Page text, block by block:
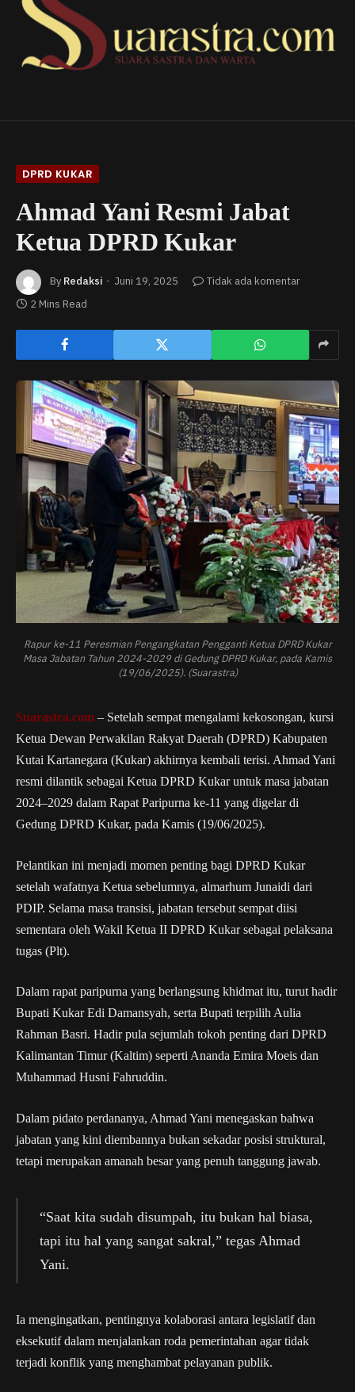
DPRD KUKAR
Ahmad Yani Resmi Jabat
Ketua DPRD Kukar
By Redaksi Juni 19, 2025
Tidak ada komentar
2 Mins Read
Rapur ke-11 Peresmian Pengangkatan Pengganti Ketua DPRD Kukar
Masa Jabatan Tahun 2024-2029 di Gedung DPRD Kukar, pada Kamis
(19/06/2025). (Suarastra)
Suarastra.com – Setelah sempat mengalami kekosongan, kursi
Ketua Dewan Perwakilan Rakyat Daerah (DPRD) Kabupaten
Kutai Kartanegara (Kukar) akhirnya kembali terisi. Ahmad Yani
resmi dilantik sebagai Ketua DPRD Kukar untuk masa jabatan
2024–2029 dalam Rapat Paripurna ke-11 yang digelar di
Gedung DPRD Kukar, pada Kamis (19/06/2025).
Pelantikan ini menjadi momen penting bagi DPRD Kukar
setelah wafatnya Ketua sebelumnya, almarhum Junaidi dari
PDIP. Selama masa transisi, jabatan tersebut sempat diisi
sementara oleh Wakil Ketua II DPRD Kukar sebagai pelaksana
tugas (Plt).
Dalam rapat paripurna yang berlangsung khidmat itu, turut hadir
Bupati Kukar Edi Damansyah, serta Bupati terpilih Aulia
Rahman Basri. Hadir pula sejumlah tokoh penting dari DPRD
Kalimantan Timur (Kaltim) seperti Ananda Emira Moeis dan
Muhammad Husni Fahruddin.
Dalam pidato perdananya, Ahmad Yani menegaskan bahwa
jabatan yang kini diembannya bukan sekadar posisi struktural,
tetapi merupakan amanah besar yang penuh tanggung jawab.
“Saat kita sudah disumpah, itu bukan hal biasa,
tapi itu hal yang sangat sakral,” tegas Ahmad
Yani.
Ia mengingatkan, pentingnya kolaborasi antara legislatif dan
eksekutif dalam menjalankan roda pemerintahan agar tidak
terjadi konflik yang menghambat pelayanan publik.